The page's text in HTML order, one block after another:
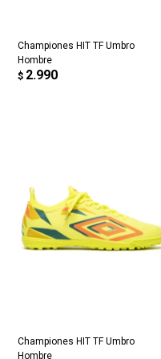
Championes HIT TF Umbro
Hombre
$ 2.990
Championes HIT TF Umbro
Hombre